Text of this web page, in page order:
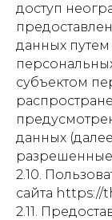
доступ
данных
субъектом
данных
2.10.
сайта https://
2.11.